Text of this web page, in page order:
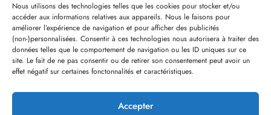
Nous utilisons des technologies telles que les cookies pour stocker et/ou
accéder aux informations relatives aux appareils. Nous le faisons pour
améliorer l’expérience de navigation et pour afficher des publicités
(non-)personnalisées. Consentir à ces technologies nous autorisera à traiter des
données telles que le comportement de navigation ou les ID uniques sur ce
site. Le fait de ne pas consentir ou de retirer son consentement peut avoir un
effet négatif sur certaines fonctonnalités et caractéristiques.
Accepter